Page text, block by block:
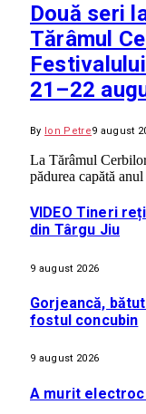
Două seri
Tărâmul
21–22
By Ion Petre9 august
La Tărâmul
pădurea capătă
VIDEO Tineri
din Târgu Jiu
9 august 2026
Gorjeancă,
fostul concubin
9 august 2026
A murit